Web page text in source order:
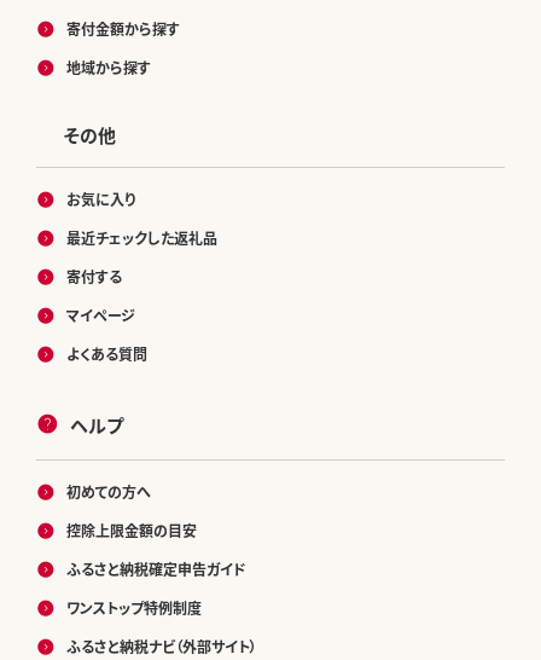
寄付金額から探す
地域から探す
その他
お気に入り
最近チェックした返礼品
寄付する
マイページ
よくある質問
ヘルプ
初めての方へ
控除上限金額の目安
ふるさと納税確定申告ガイド
ワンストップ特例制度
ふるさと納税ナビ（外部サイト）